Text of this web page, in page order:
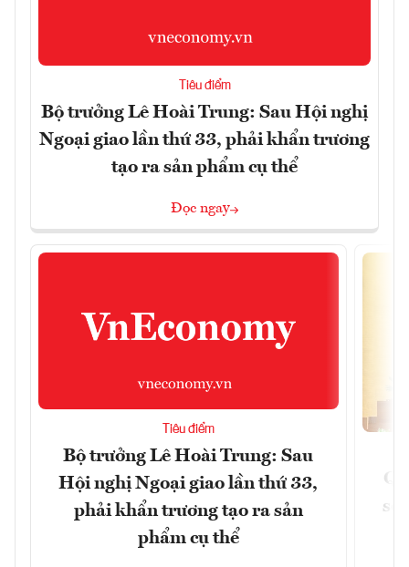
Tiêu điểm
Bộ trưởng Lê Hoài Trung: Sau Hội nghị
Ngoại giao lần thứ 33, phải khẩn trương
tạo ra sản phẩm cụ thể
Đọc ngay
Tiêu điểm
Bộ trưởng Lê Hoài Trung: Sau
Hội nghị Ngoại giao lần thứ 33,
phải khẩn trương tạo ra sản
phẩm cụ thể